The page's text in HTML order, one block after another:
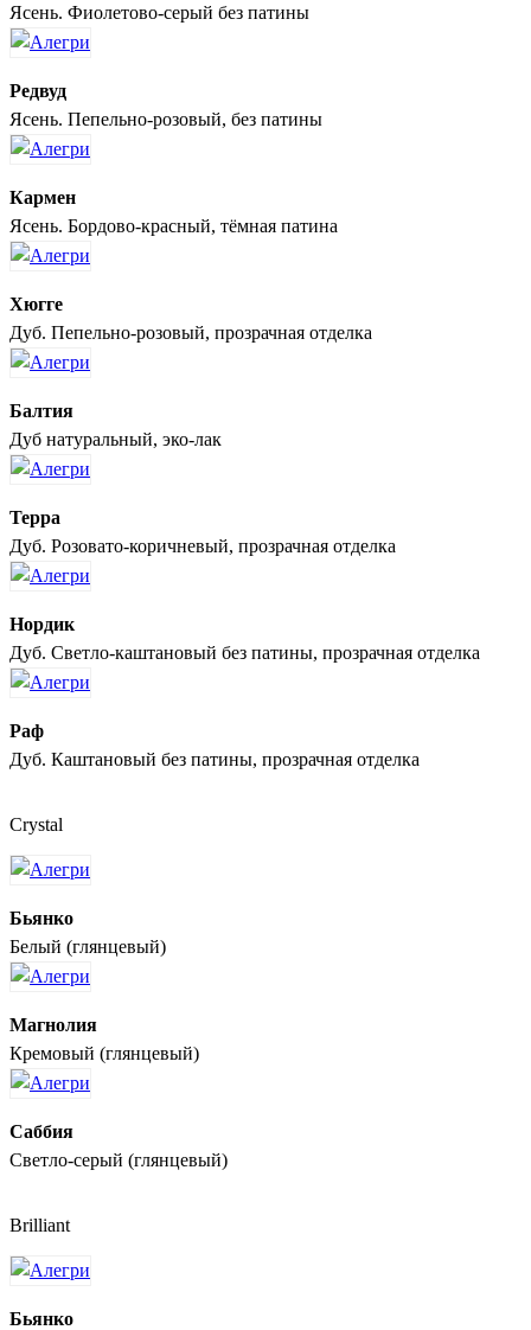
Ясень. Фиолетово-серый без патины
Редвуд
Ясень. Пепельно-розовый, без патины
Кармен
Ясень. Бордово-красный, тёмная патина
Хюгге
Дуб. Пепельно-розовый, прозрачная отделка
Балтия
Дуб натуральный, эко-лак
Терра
Дуб. Розовато-коричневый, прозрачная отделка
Нордик
Дуб. Светло-каштановый без патины, прозрачная отделка
Раф
Дуб. Каштановый без патины, прозрачная отделка
Crystal
Бьянко
Белый (глянцевый)
Магнолия
Кремовый (глянцевый)
Саббия
Светло-серый (глянцевый)
Brilliant
Бьянко